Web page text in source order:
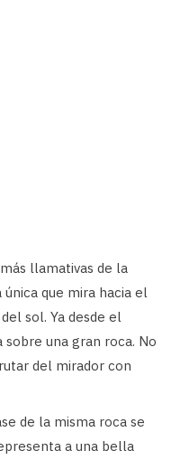
llamativas de la
única que mira hacia el
sol. Ya desde el
sobre una gran roca. No
del mirador con
de la misma roca se
a una bella